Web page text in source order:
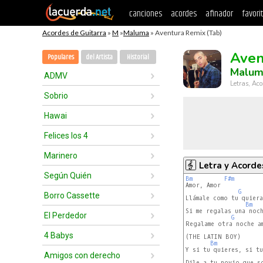
canciones acordes afinador
Acordes de Guitarra » M »Maluma » Aventura Remix (Tab)
Populares del Artista Historial
ADMV
Sobrio
Hawai
Felices los 4
Marinero
Según Quién
Borro Cassette
El Perdedor
4 Babys
Amigos con derecho
Letras,
Letra y
Bm
F#m
Amor, Amor
G
Llámale como tu
Bm
Si me regalas una
G
Regalame otra noche
(THE LATIN BOY)
Bm
Y si tu quieres, si tu